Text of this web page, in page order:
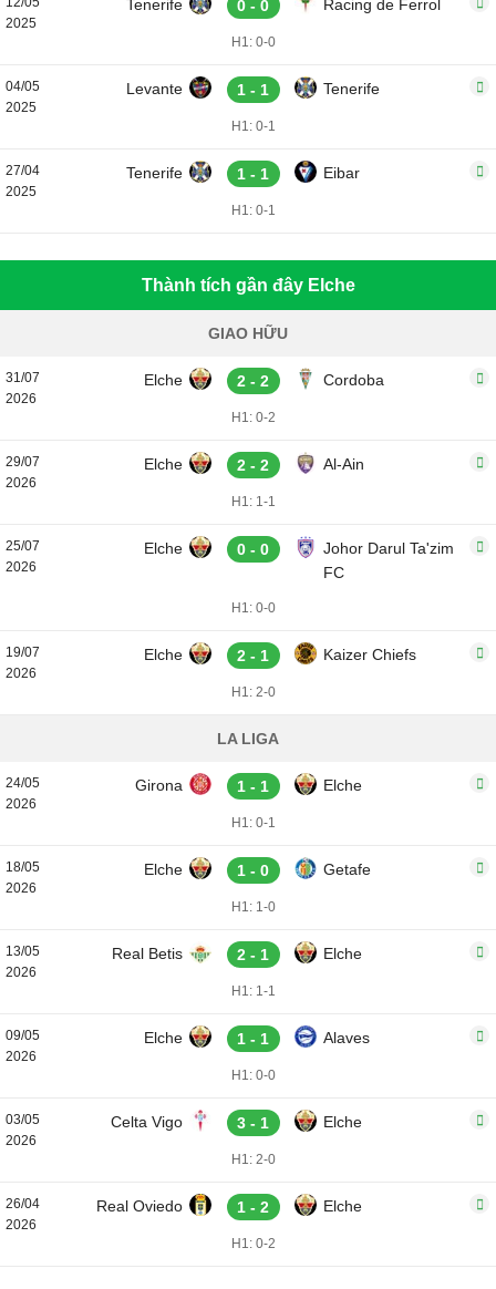
2025
Tenerife 0 - 0 Racing de Ferrol
H1: 0-0
04/05
2025
Levante 1 - 1 Tenerife
H1: 0-1
27/04
2025
Tenerife 1 - 1 Eibar
H1: 0-1
Thành tích gần đây Elche
GIAO HỮU
31/07
2026
Elche 2 - 2 Cordoba
H1: 0-2
29/07
2026
Elche 2 - 2 Al-Ain
H1: 1-1
25/07
2026
Elche 0 - 0
Johor Darul Ta'zim
FC
H1: 0-0
19/07
2026
Elche 2 - 1 Kaizer Chiefs
H1: 2-0
LA LIGA
24/05
2026
Girona 1 - 1 Elche
H1: 0-1
18/05
2026
Elche 1 - 0 Getafe
H1: 1-0
13/05
2026
Real Betis 2 - 1 Elche
H1: 1-1
09/05
2026
Elche 1 - 1 Alaves
H1: 0-0
03/05
2026
Celta Vigo 3 - 1 Elche
H1: 2-0
26/04
2026
Real Oviedo 1 - 2 Elche
H1: 0-2